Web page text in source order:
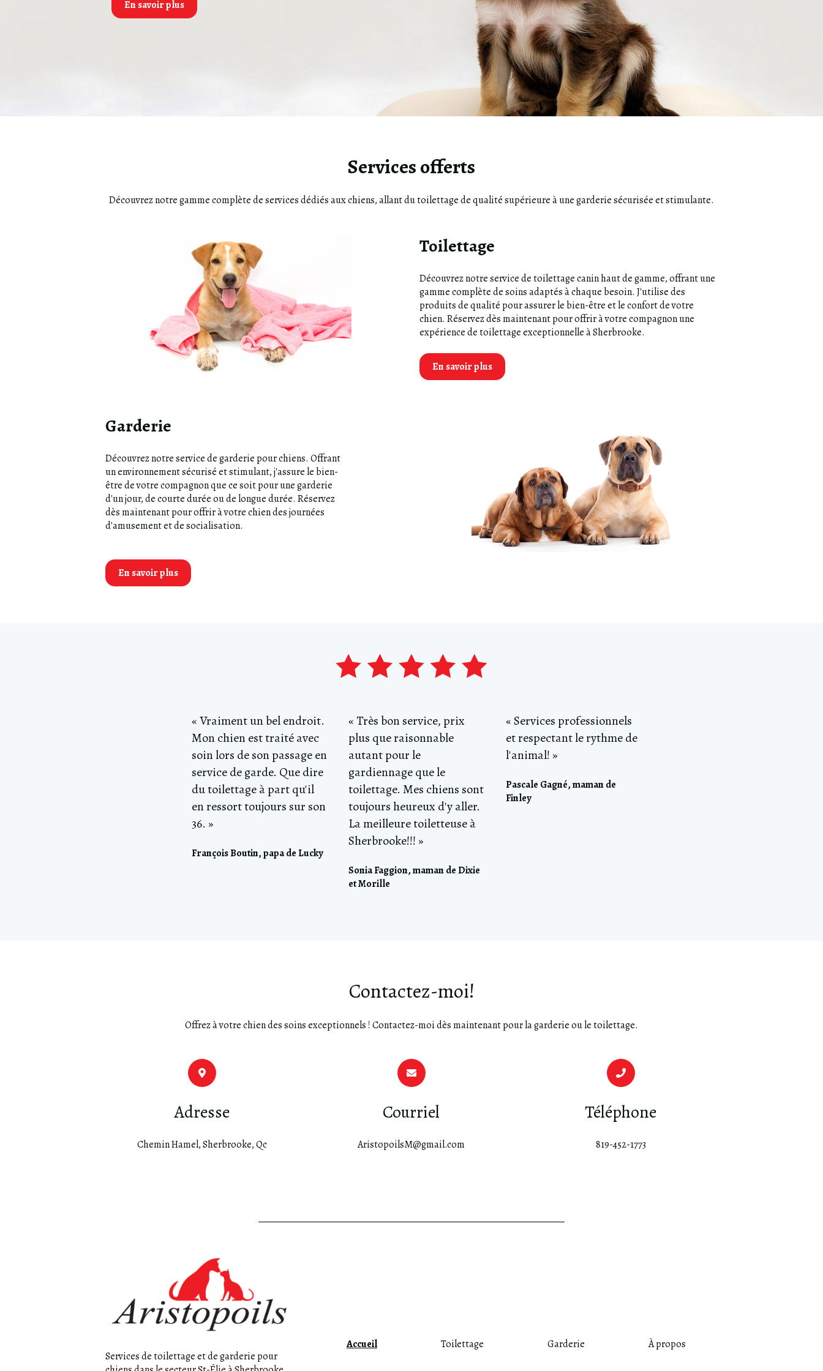
En savoir plus
Services offerts
Découvrez notre gamme complète de services dédiés aux chiens, allant du toilettage de qualité supérieure à une garderie sécurisée et stimulante.
Toilettage
Découvrez notre service de toilettage canin haut de gamme, offrant une
gamme complète de soins adaptés à chaque besoin. J'utilise des
produits de qualité pour assurer le bien-être et le confort de votre
chien. Réservez dès maintenant pour offrir à votre compagnon une
expérience de toilettage exceptionnelle à Sherbrooke.
En savoir plus
Garderie
Découvrez notre service de garderie pour chiens. Offrant
un environnement sécurisé et stimulant, j'assure le bien-
être de votre compagnon que ce soit pour une garderie
d'un jour, de courte durée ou de longue durée. Réservez
dès maintenant pour offrir à votre chien des journées
d'amusement et de socialisation.
En savoir plus
« Vraiment un bel endroit.
Mon chien est traité avec
soin lors de son passage en
service de garde. Que dire
du toilettage à part qu'il
en ressort toujours sur son
36. »
François Boutin, papa de Lucky
« Très bon service, prix
plus que raisonnable
autant pour le
gardiennage que le
toilettage. Mes chiens sont
toujours heureux d'y aller.
La meilleure toiletteuse à
Sherbrooke!!! »
Sonia Faggion, maman de Dixie
et Morille
« Services professionnels
et respectant le rythme de
l'animal! »
Pascale Gagné, maman de
Finley
Contactez-moi!
Offrez à votre chien des soins exceptionnels ! Contactez-moi dès maintenant pour la garderie ou le toilettage.
Adresse
Chemin Hamel, Sherbrooke, Qc
Courriel
AristopoilsM@gmail.com
Téléphone
819-452-1773
Services de toilettage et de garderie pour
Accueil Toilettage Garderie À propos